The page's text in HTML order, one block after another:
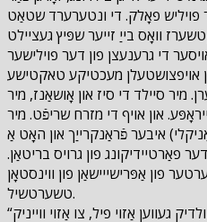
פויליש פאָלק. די ונטערערד שטאַט
וואָס בייַ זייער שפּיץ געציילט
זעלנער. אויסער די גרענעצן פון דער פוילישער
אויפצושטעלן מעכטיקע טאקטישע
מיר סיילד די סיז און אָושאַנז, מיר
און אויף די מזרח שריפֿט. מיר
איבער פֿראַנקרייַך און האָט אַ
פאַרטיידיקונג פון גרויס בריטאַן.
פון אַפּרישייישאַן פון ווינסטאָן
טשערטשיל.